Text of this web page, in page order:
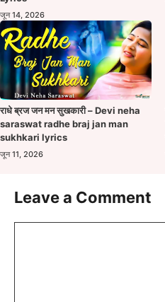
जून 14, 2026
राधे ब्रज जन मन सुखकारी – Devi neha
saraswat radhe braj jan man
sukhkari lyrics
जून 11, 2026
Leave a Comment